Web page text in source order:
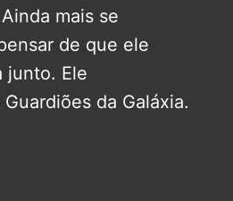
mais se
de que ele
junto. Ele
Guardiões da Galáxia.